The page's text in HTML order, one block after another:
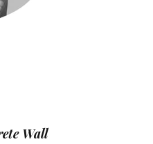
Wall